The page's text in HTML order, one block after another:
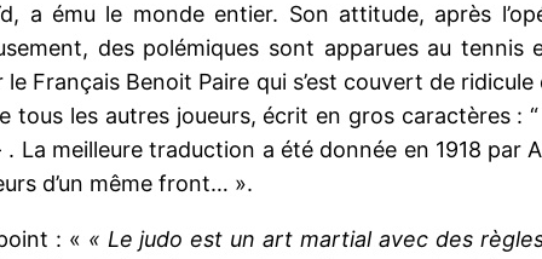
a ému le monde entier. Son attitude, après
des polémiques sont apparues au
Français Benoit Paire qui s’est couvert de
les autres joueurs, écrit en gros caractères :
meilleure traduction a été donnée en 1918 par
d’un même front… ».
: « « Le judo est un art martial avec des